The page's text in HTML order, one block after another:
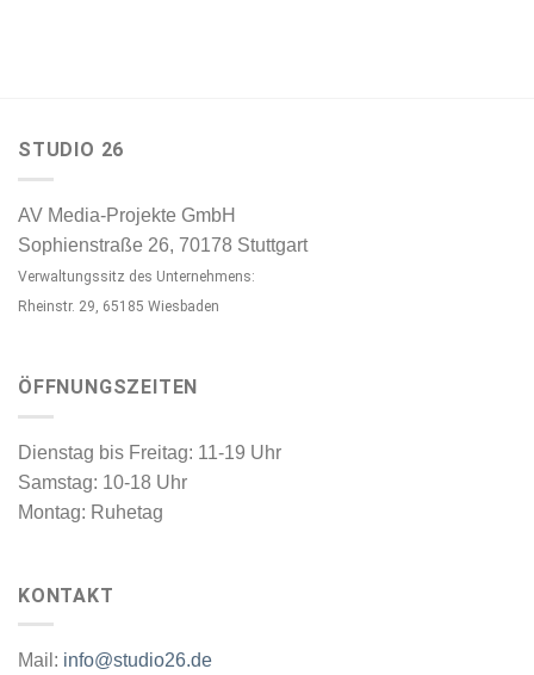
STUDIO 26
AV Media-Projekte GmbH
Sophienstraße 26, 70178 Stuttgart
Verwaltungssitz des Unternehmens:
Rheinstr. 29, 65185 Wiesbaden
ÖFFNUNGSZEITEN
Dienstag bis Freitag: 11-19 Uhr
Samstag: 10-18 Uhr
Montag: Ruhetag
KONTAKT
Mail: info@studio26.de